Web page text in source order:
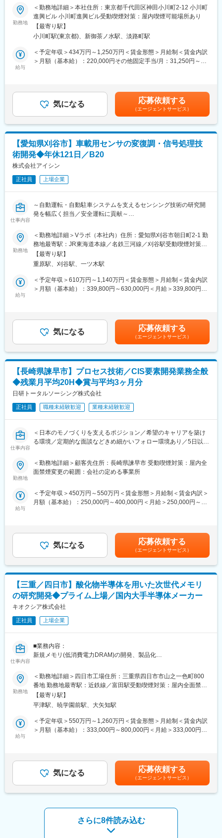
■働き方：
・フレックスタイム制（コアタイム10:30～15:00）
・完全週休2日制（土日祝）
・長期休暇あり（GW・夏季・年末年始）
■仕事の魅力：
（OpECS）は業界でも注目されています。幅広い製品群を通じて
多分野の知識を習得できるため、エンジニアとしての市場価値を
高められる点が魅力です。また海外顧客との取引も多く、グロー
バルな経験も積める環境です。
変更の範囲：会社の定める業務
本ポジションはセンシング基盤開発担当となります。
※機械学習部門や画像・点群処理部門は別担当がおり、連携して業
務を進めます。機械学習部門や画像・点群処理部門の応募も可能
です！
■業務概要：
インタラクティブアートのセンシングシステムの開発を行い、
■主な業務内容：
・カメラなどの様々なセンサーを用いたセンシングシステムの開
・アート作品で用いるセンシングの制御を行う自社アプリの設
計、開発
・チーム内の開発基盤の設計、導入
風の中を散逸する鳥の彫刻群のリアルタイム認識、ミュージック
フェスティバルの座標検出などのセンシングシステムの開発を担
詳しくは下記URLをご覧ください！
■開発環境：
◇環境：PC（macOS、Windows）やデュアルディスプレイ、
します。
◇インフラ環境：AWS・GCPなどのコンピューティングリソース
レンダー、ドキュメント管理等を行っており、コミュニケーショ
ンはSlackを利用しています。
■私たちの大切にしていること：
デザイン×テクノロジーの共創を大切にし、クライアントやエンジ
ニアと共に「本当に良いサービスとは何か？」を徹底的に考えま
す。データドリブンな意思決定を重視し、主観ではなく客観的な
根拠に基づいて最適なデザインを導き出します。また、ゼロから
サービスを生み出す案件が多いため、プロジェクトの構想段階か
らデザイナーが関わり、コンセプトを共有しながら進めていきま
勤務地
＜勤務地詳細＞本社住所：東京都千代田区神田小川町2-12 小川町
進興ビル 小川町進興ビル受動喫煙対策：屋内喫煙可能場所あり
【最寄り駅】
小川町駅(東京都)、新御茶ノ水駅、淡路町駅
給与
＜予定年収＞434万円～1,250万円＜賃金形態＞月給制＜賃金内訳
＞月額（基本給）：220,000円その他固定手当/月：31,250円～
有＜給与補足＞※保有しているスキルセット・経験に応じてオファ
ー金額決定※固定残業手当は月40時間00分該当分、一律68,750円
支給※その他固定手当内訳休日・深夜手当は休日5時間：9,281円~
深夜20時間：21,969円~※超過分追加支給あり賃金はあくまでも目
安の金額であり、選考を通じて上下する可能性があります。月給
(月額)は固定手当を含めた表記です。
気になる 応募依頼する
（エージェントサービス）
【愛知県刈谷市】車載用センサの変復調・信号処理技
術開発◆年休121日／B20
株式会社アイシン
正社員 上場企業
仕事内容
～自動運転・自動駐車システムを支えるセンシング技術の研究開
発を幅広く担当／安全運転に貢献～
■業務内容：
自動運転・自動駐車実現に向けた車載センサに必要な、変復調・
信号処理・実機ハードウェア化に向けた研究開発を担っていただ
きます。
■業務詳細：
・光／電波／音波の反射回折伝搬現象の解析
・ロバストセンシングに必要な変復調技術開発
■組織のミッション：
アイシンでは、安全かつ安価で容易に利用できる持続可能な輸送
は喫緊の課題である。そのため電波／音波センシング、変復調技
術開発のエキスパートとして技術開発を推進し、お客様をはじめ
全世界に喜ばれる製品の創出に貢献していただきます。
■業務での英語使用：
メール／時々ある
電話会議・商談／ほとんどない
駐在／基本的にない
■業務のやりがい：
・自分が作ったセンサを使って車が動きます。制御された車を見
・各種センサに応用が利きやすい業務内容です。
分がアイデアを出せば車がどう動き、どう安全運転に貢献できる
か実感できる会社です。
その一方、新しいことにチャレンジできる社風も備えています。
勤務地
＜勤務地詳細＞Vラボ（本社内）住所：愛知県刈谷市朝日町2-1 勤
務地最寄駅：JR東海道本線／名鉄三河線／刈谷駅受動喫煙対策：
敷地内全面禁煙変更の範囲：国内外のアイシン・関係会社の全拠
点・全部署・全工場（リモートワーク含む）
【最寄り駅】
重原駅、刈谷駅、一ツ木駅
給与
＜予定年収＞610万円～1,140万円＜賃金形態＞月給制＜賃金内訳
＞月額（基本給）：339,800円～630,000円＜月給＞339,800円～
ず）760万円/35歳（月給42万円 賞与含む 残業代-家族手当含ま
ず）1140万円/40歳（月給63万円 賞与含む 残業代-家族手当対象
外）賃金はあくまでも目安の金額であり、選考を通じて上下する
可能性があります。月給(月額)は固定手当を含めた表記です。
気になる 応募依頼する
（エージェントサービス）
【長崎県諫早市】プロセス技術／CIS要素開発業務全般
◆残業月平均20H◆賞与平均3ヶ月分
日研トータルソーシング株式会社
正社員 職種未経験歓迎 業種未経験歓迎
仕事内容
＜日本のモノづくりを支えるポジション／希望のキャリアを築け
る環境／定期的な面談などきめ細かいフォロー環境あり／5日以上
■職務詳細：
◇CIS要素開発業務全般（試作流動、ウェハハンドリング）
■当社の魅力：
業拠点を展開し、設計開発、実験評価業務や生産技術、設備保全
など、幅広い分野でサービスを提供。大手メーカーをはじめ、
6,000社以上の企業の取引実績もあります。当社が最も重要視して
いるのは、社員に対して良質な雇用環境を創出し、エンジニア満
足度No.1を実現することが、必ず顧客企業の満足につながると考
えています。
【職業訓練校として認定されている保全テクノセンターをはじめ
研修施設・技術習得環境を全国に展開】
業界トップ級の研修施設と研修内容を誇る日研トータルソーシン
各研修施設では、現場での即戦力を養うため、実地に近い環境で
技術研修を行っています。また、常に進化する市場に合わせて、
【なりたい"自分"に向かって、あなたのキャリアをしっかりサポー
ト】
当社では、自分のやりたいことを自分のペースでキャリアアップ
していけるよう、一人ひとりに専任の担当者がつきます。
キャリアアップに関する相談や資格取得、仕事のことや将来のこ
とを気軽に相談できる環境があります。
変更の範囲：会社の定める業務
勤務地
＜勤務地詳細＞顧客先住所：長崎県諫早市 受動喫煙対策：屋内全
面禁煙変更の範囲：会社の定める事業所
給与
＜予定年収＞450万円～550万円＜賃金形態＞月給制＜賃金内訳＞
月額（基本給）：250,000円～400,000円＜月給＞250,000円～
与：年2回（7月・12月※平均合計3カ月分）賃金はあくまでも目安
の金額であり、選考を通じて上下する可能性があります。月給(月
額)は固定手当を含めた表記です。
気になる 応募依頼する
（エージェントサービス）
【三重／四日市】酸化物半導体を用いた次世代メモリ
の研究開発◆プライム上場／国内大手半導体メーカー
キオクシア株式会社
正社員 上場企業
仕事内容
■業務内容：
新規メモリ(低消費電力DRAM)の開発、製品化
■業務詳細：
以下の業務に携わっていただきます。
・酸化物半導体デバイスの開発
・酸化物半導体デバイスを用いた新規メモリ(低消費電力DRAM)の
開発
1.デバイス特性の原理構築(物理の解明)：
酸化物半導体メモリの基本動作特性を物理層から解明し、メモリ
素子としての動作を確立
よる素子構造/プロセスの最適化
3.デザインルールの策定(設計ルール定義)：
将来の量産を見据え、安定的なデバイス構造の考案と設計ルール
ISSCCやIEDMなどの国際学会を見据えた、世界最先端のテクニカ
勤務地
＜勤務地詳細＞四日市工場住所：三重県四日市市山之一色町800
番地 勤務地最寄駅：近鉄線／富田駅受動喫煙対策：屋内全面禁煙
変更の範囲：補足欄に記載
【最寄り駅】
平津駅、暁学園前駅、大矢知駅
給与
＜予定年収＞550万円～1,260万円＜賃金形態＞月給制＜賃金内訳
＞月額（基本給）：333,000円～800,000円＜月給＞333,000円～
身／月給39万円＋各種手当＋賞与）※各種手当には、住宅費補
助、家賃補助、（次世代育成手当）、20時間/月相当の時間外勤務
手当含む。賃金はあくまでも目安の金額であり、選考を通じて上
下する可能性があります。月給(月額)は固定手当を含めた表記で
気になる 応募依頼する
（エージェントサービス）
さらに8件読み込む